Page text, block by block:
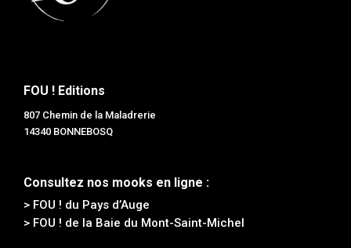
FOU ! Editions
807 Chemin de la Maladrerie
14340 BONNEBOSQ
Consultez nos mooks en ligne :
> FOU ! du Pays d’Auge
> FOU ! de la Baie du Mont-Saint-Michel